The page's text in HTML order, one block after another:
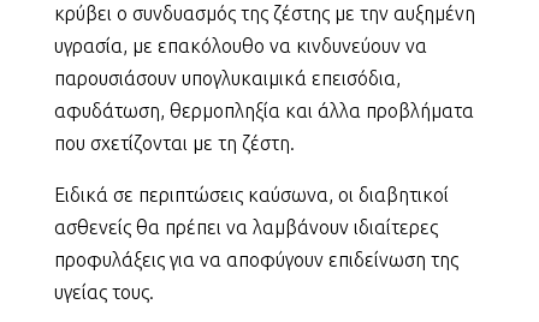
κρύβει ο συνδυασμός της ζέστης με την αυξημένη
υγρασία, με επακόλουθο να κινδυνεύουν να
παρουσιάσουν υπογλυκαιμικά επεισόδια,
αφυδάτωση, θερμοπληξία και άλλα προβλήματα
που σχετίζονται με τη ζέστη.
Ειδικά σε περιπτώσεις καύσωνα, οι διαβητικοί
ασθενείς θα πρέπει να λαμβάνουν ιδιαίτερες
προφυλάξεις για να αποφύγουν επιδείνωση της
υγείας τους.